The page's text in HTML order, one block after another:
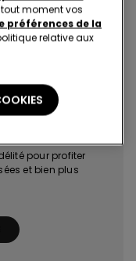
Points bonus
grâce à des jeux
et missions
pour profiter
et bien plus
moment vos
préférences de la
relative aux